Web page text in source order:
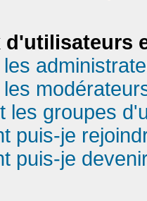
d'utilisateurs
les groupes
puis-je
puis-je